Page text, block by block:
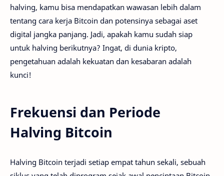
halving, kamu bisa mendapatkan wawasan lebih dalam
tentang cara kerja Bitcoin dan potensinya sebagai aset
digital jangka panjang. Jadi, apakah kamu sudah siap
untuk halving berikutnya? Ingat, di dunia kripto,
pengetahuan adalah kekuatan dan kesabaran adalah
kunci!
Frekuensi dan Periode
Halving Bitcoin
Halving Bitcoin terjadi setiap empat tahun sekali, sebuah